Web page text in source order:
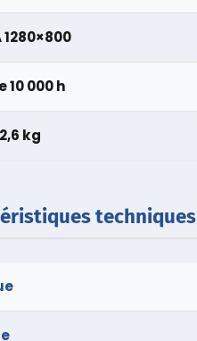
1280×800
10 000 h
kg
techniques